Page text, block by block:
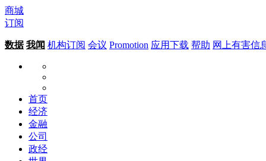
商城
订阅
数据 我闻 机构订阅 会议 Promotion 应用下载 帮助 网上有害信
首页
经济
金融
公司
政经